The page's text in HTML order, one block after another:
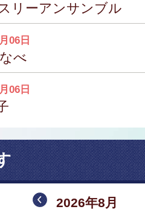
リーアンサンブル
06日
べ
06日
2026年8月